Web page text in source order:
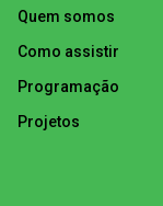
Quem somos
Como assistir
Programação
Projetos